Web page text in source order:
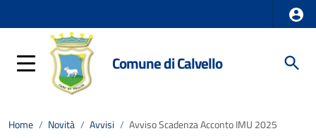
Comune di Calvello
Home / Novità / Avvisi / Avviso Scadenza Acconto IMU 2025